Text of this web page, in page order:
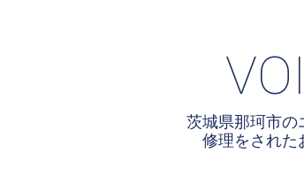
茨城県那珂市
修理をされ